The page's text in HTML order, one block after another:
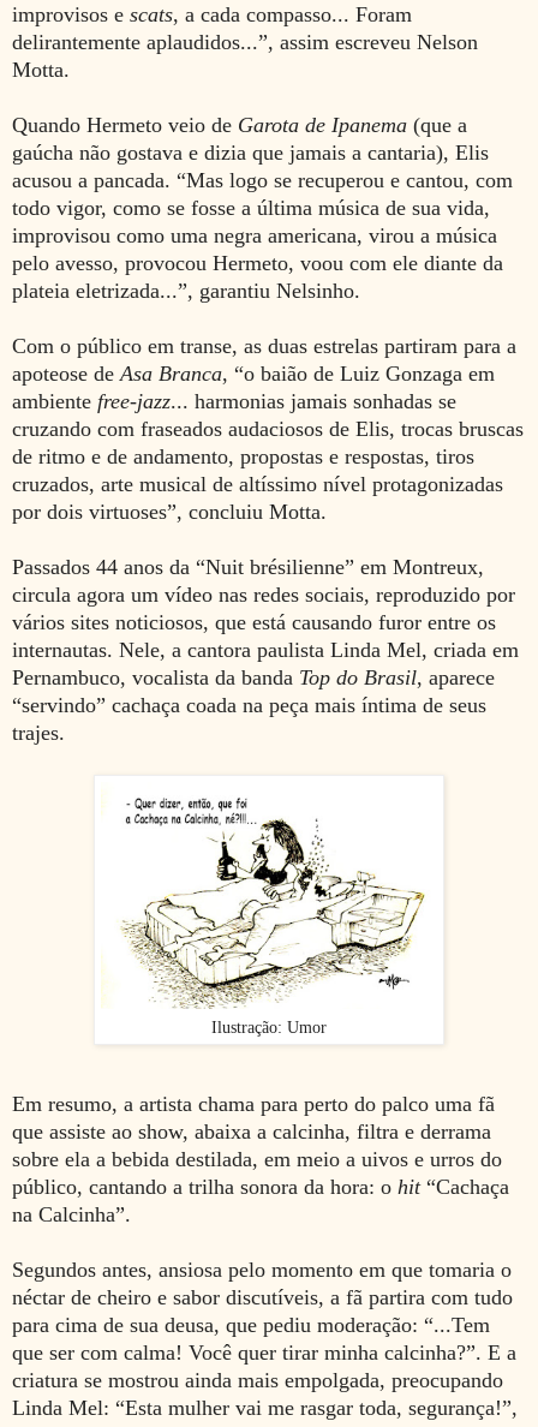
improvisos e scats, a cada compasso... Foram
delirantemente aplaudidos...”, assim escreveu Nelson
Motta.
Quando Hermeto veio de Garota de Ipanema (que a
gaúcha não gostava e dizia que jamais a cantaria), Elis
acusou a pancada. “Mas logo se recuperou e cantou, com
todo vigor, como se fosse a última música de sua vida,
improvisou como uma negra americana, virou a música
pelo avesso, provocou Hermeto, voou com ele diante da
plateia eletrizada...”, garantiu Nelsinho.
Com o público em transe, as duas estrelas partiram para a
apoteose de Asa Branca, “o baião de Luiz Gonzaga em
ambiente free-jazz... harmonias jamais sonhadas se
cruzando com fraseados audaciosos de Elis, trocas bruscas
de ritmo e de andamento, propostas e respostas, tiros
cruzados, arte musical de altíssimo nível protagonizadas
por dois virtuoses”, concluiu Motta.
Passados 44 anos da “Nuit brésilienne” em Montreux,
circula agora um vídeo nas redes sociais, reproduzido por
vários sites noticiosos, que está causando furor entre os
internautas. Nele, a cantora paulista Linda Mel, criada em
Pernambuco, vocalista da banda Top do Brasil, aparece
“servindo” cachaça coada na peça mais íntima de seus
trajes.
Ilustração: Umor
Em resumo, a artista chama para perto do palco uma fã
que assiste ao show, abaixa a calcinha, filtra e derrama
sobre ela a bebida destilada, em meio a uivos e urros do
público, cantando a trilha sonora da hora: o hit“Cachaça
na Calcinha”.
Segundos antes, ansiosa pelo momento em que tomaria o
néctar de cheiro e sabor discutíveis, a fã partira com tudo
para cima de sua deusa, que pediu moderação: “...Tem
que ser com calma! Você quer tirar minha calcinha?”. E a
criatura se mostrou ainda mais empolgada, preocupando
Linda Mel: “Esta mulher vai me rasgar toda, segurança!”,